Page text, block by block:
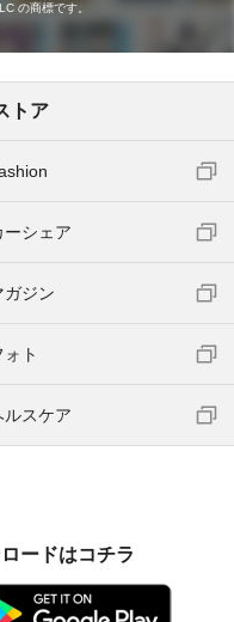
の商標です。
トア
ーシェア
ガジン
ト
ルスケア
ードはコチラ